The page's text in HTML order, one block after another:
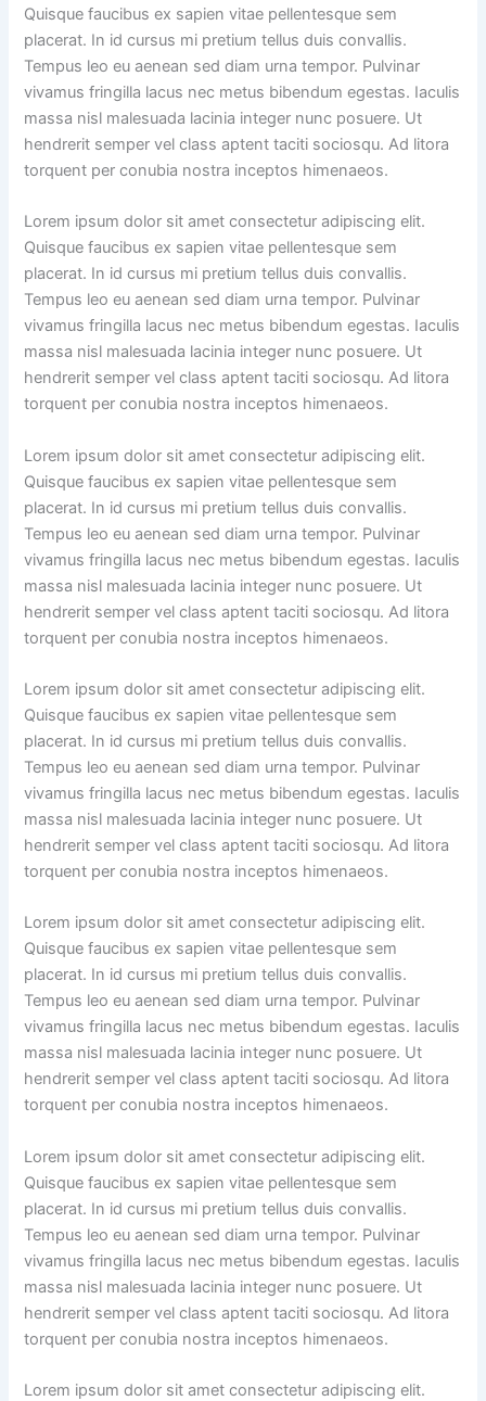
Quisque faucibus ex sapien vitae pellentesque sem
placerat. In id cursus mi pretium tellus duis convallis.
Tempus leo eu aenean sed diam urna tempor. Pulvinar
vivamus fringilla lacus nec metus bibendum egestas. Iaculis
massa nisl malesuada lacinia integer nunc posuere. Ut
hendrerit semper vel class aptent taciti sociosqu. Ad litora
torquent per conubia nostra inceptos himenaeos.
Lorem ipsum dolor sit amet consectetur adipiscing elit.
Quisque faucibus ex sapien vitae pellentesque sem
placerat. In id cursus mi pretium tellus duis convallis.
Tempus leo eu aenean sed diam urna tempor. Pulvinar
vivamus fringilla lacus nec metus bibendum egestas. Iaculis
massa nisl malesuada lacinia integer nunc posuere. Ut
hendrerit semper vel class aptent taciti sociosqu. Ad litora
torquent per conubia nostra inceptos himenaeos.
Lorem ipsum dolor sit amet consectetur adipiscing elit.
Quisque faucibus ex sapien vitae pellentesque sem
placerat. In id cursus mi pretium tellus duis convallis.
Tempus leo eu aenean sed diam urna tempor. Pulvinar
vivamus fringilla lacus nec metus bibendum egestas. Iaculis
massa nisl malesuada lacinia integer nunc posuere. Ut
hendrerit semper vel class aptent taciti sociosqu. Ad litora
torquent per conubia nostra inceptos himenaeos.
Lorem ipsum dolor sit amet consectetur adipiscing elit.
Quisque faucibus ex sapien vitae pellentesque sem
placerat. In id cursus mi pretium tellus duis convallis.
Tempus leo eu aenean sed diam urna tempor. Pulvinar
vivamus fringilla lacus nec metus bibendum egestas. Iaculis
massa nisl malesuada lacinia integer nunc posuere. Ut
hendrerit semper vel class aptent taciti sociosqu. Ad litora
torquent per conubia nostra inceptos himenaeos.
Lorem ipsum dolor sit amet consectetur adipiscing elit.
Quisque faucibus ex sapien vitae pellentesque sem
placerat. In id cursus mi pretium tellus duis convallis.
Tempus leo eu aenean sed diam urna tempor. Pulvinar
vivamus fringilla lacus nec metus bibendum egestas. Iaculis
massa nisl malesuada lacinia integer nunc posuere. Ut
hendrerit semper vel class aptent taciti sociosqu. Ad litora
torquent per conubia nostra inceptos himenaeos.
Lorem ipsum dolor sit amet consectetur adipiscing elit.
Quisque faucibus ex sapien vitae pellentesque sem
placerat. In id cursus mi pretium tellus duis convallis.
Tempus leo eu aenean sed diam urna tempor. Pulvinar
vivamus fringilla lacus nec metus bibendum egestas. Iaculis
massa nisl malesuada lacinia integer nunc posuere. Ut
hendrerit semper vel class aptent taciti sociosqu. Ad litora
torquent per conubia nostra inceptos himenaeos.
Lorem ipsum dolor sit amet consectetur adipiscing elit.